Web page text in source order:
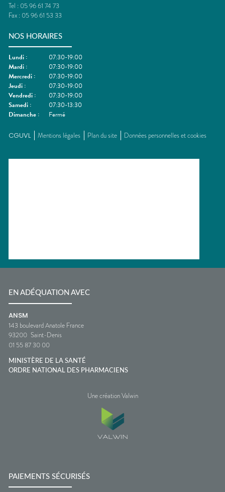
Tel : 05 96 61 74 73
Fax : 05 96 61 53 33
NOS HORAIRES
Lundi :
07:30-19:00
Mardi :
07:30-19:00
Mercredi :
07:30-19:00
Jeudi :
07:30-19:00
Vendredi :
07:30-19:00
Samedi :
07:30-13:30
Dimanche : Fermé
CGUVL Mentions légales Plan du site Données personnelles et cookies
EN ADÉQUATION AVEC
ANSM
143 boulevard Anatole France
93200 Saint-Denis
01 55 87 30 00
MINISTÈRE DE LA SANTÉ
ORDRE NATIONAL DES PHARMACIENS
Une création Valwin
PAIEMENTS SÉCURISÉS